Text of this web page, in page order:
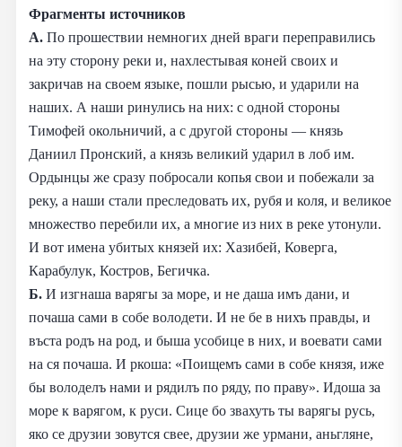
Фрагменты источников
А. По прошествии немногих дней враги переправились
на эту сторону реки и, нахлестывая коней своих и
закричав на своем языке, пошли рысью, и ударили на
наших. А наши ринулись на них: с одной стороны
Тимофей окольничий, а с другой стороны — князь
Даниил Пронский, а князь великий ударил в лоб им.
Ордынцы же сразу побросали копья свои и побежали за
реку, а наши стали преследовать их, рубя и коля, и великое
множество перебили их, а многие из них в реке утонули.
И вот имена убитых князей их: Хазибей, Коверга,
Карабулук, Костров, Бегичка.
Б. И изгнаша варягы за море, и не даша имъ дани, и
почаша сами в собе володети. И не бе в нихъ правды, и
въста родъ на род, и быша усобице в них, и воевати сами
на ся почаша. И ркоша: «Поищемъ сами в собе князя, иже
бы володелъ нами и рядилъ по ряду, по праву». Идоша за
море к варягом, к руси. Сице бо звахуть ты варягы русь,
яко се друзии зовутся свее, друзии же урмани, аньгляне,